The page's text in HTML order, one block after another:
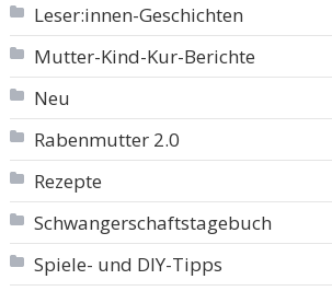
Leser:innen-Geschichten
Mutter-Kind-Kur-Berichte
Neu
Rabenmutter 2.0
Rezepte
Schwangerschaftstagebuch
Spiele- und DIY-Tipps